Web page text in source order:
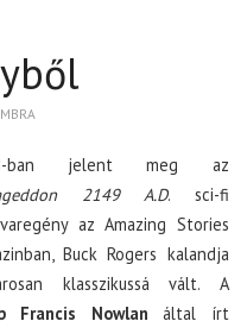
ban jelent meg az
2149 A.D. sci-fi
az Amazing Stories
Buck Rogers kalandja
klasszikussá vált. A
Francis Nowlan által írt